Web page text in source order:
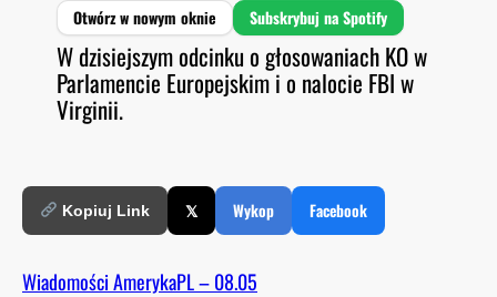
P
I
O
D
E
Spotify
RSS FEED
SHARE
LINK
EMBED
W dzisiejszym odcinku o głosowaniach KO w
Parlamencie Europejskim i o nalocie FBI w
Virginii.
Kopiuj Link 𝕏 Wykop Facebook
Wiadomości AmerykaPL – 08.05